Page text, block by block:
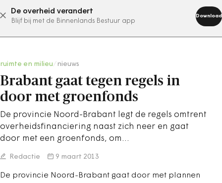
De overheid verandert
Blijf bij met de Binnenlands Bestuur app
Download
abonneer nu
ruimte en milieu nieuws
Brabant gaat tegen regels in
door met groenfonds
De provincie Noord-Brabant legt de regels omtrent
overheidsfinanciering naast zich neer en gaat
door met een groenfonds, om…
Redactie 9 maart 2013
De provincie Noord-Brabant gaat door met plannen